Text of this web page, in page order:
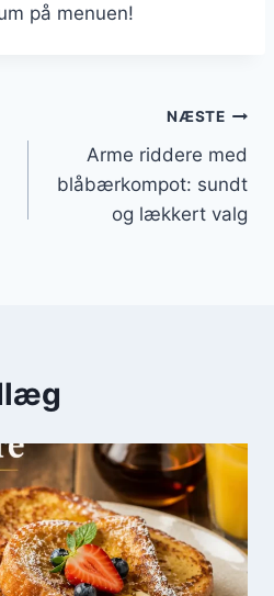
på menuen!
NÆSTE
Arme riddere med
blåbærkompot: sundt
og lækkert valg